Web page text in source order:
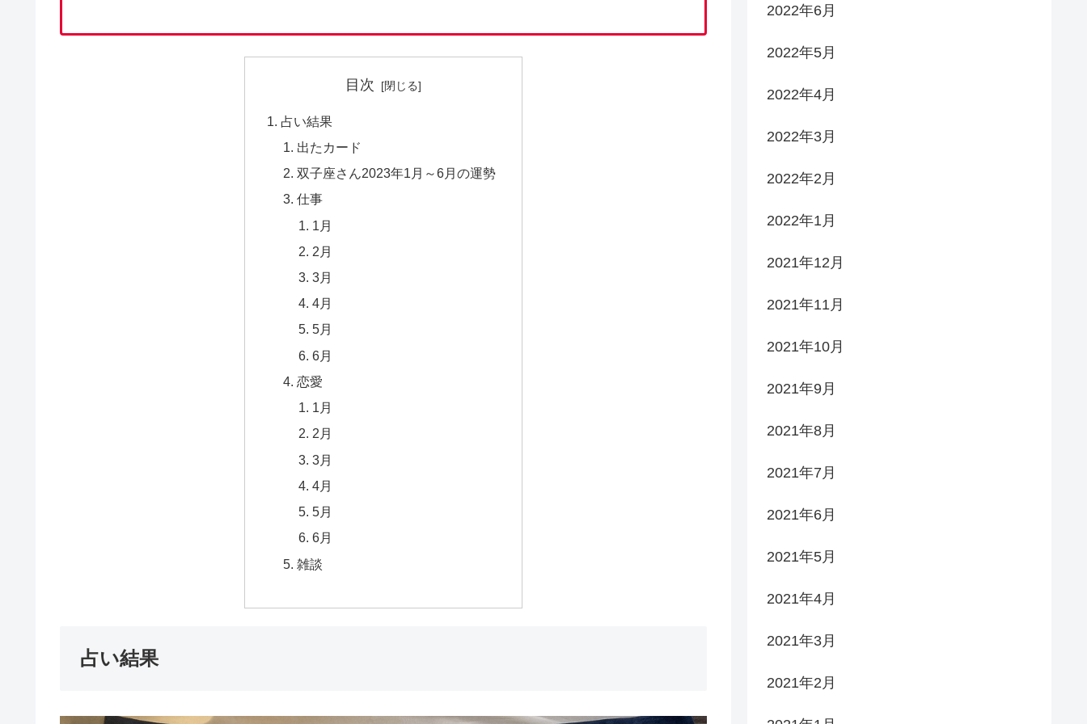
目次
占い結果
出たカード
双子座さん2023年1月～6月の運勢
仕事
1月
2月
3月
4月
5月
6月
恋愛
1月
2月
3月
4月
5月
6月
雑談
占い結果
2022年6月
2022年5月
2022年4月
2022年3月
2022年2月
2022年1月
2021年12月
2021年11月
2021年10月
2021年9月
2021年8月
2021年7月
2021年6月
2021年5月
2021年4月
2021年3月
2021年2月